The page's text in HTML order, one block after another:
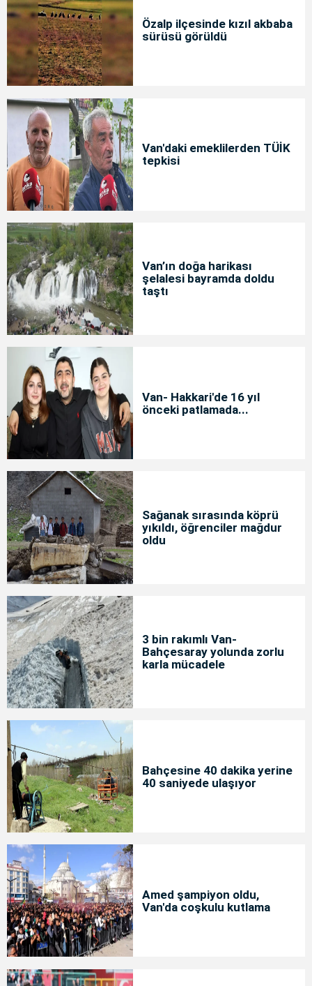
Özalp ilçesinde kızıl akbaba
sürüsü görüldü
Van'daki emeklilerden TÜİK
tepkisi
Van’ın doğa harikası
şelalesi bayramda doldu
taştı
Van- Hakkari'de 16 yıl
önceki patlamada...
Sağanak sırasında köprü
yıkıldı, öğrenciler mağdur
oldu
3 bin rakımlı Van-
Bahçesaray yolunda zorlu
karla mücadele
Bahçesine 40 dakika yerine
40 saniyede ulaşıyor
Amed şampiyon oldu,
Van'da coşkulu kutlama